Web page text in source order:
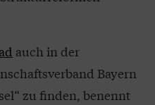
auch in der
Bayern
zu finden, benennt